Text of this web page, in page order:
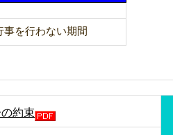
事を行わない期間
約束